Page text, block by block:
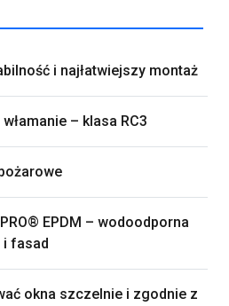
i najłatwiejszy montaż
– klasa RC3
EPDM – wodoodporna
fasad
okna szczelnie i zgodnie z